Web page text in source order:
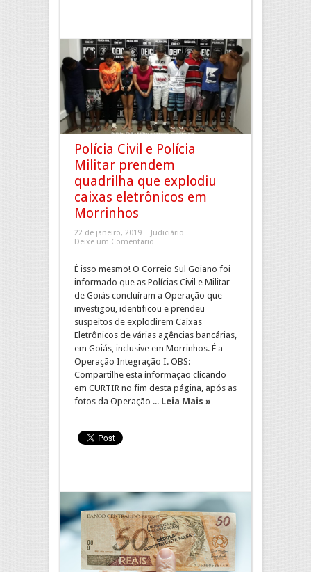
Polícia Civil e Polícia
Militar prendem
quadrilha que explodiu
caixas eletrônicos em
Morrinhos
22 de janeiro, 2019
Judiciário
Deixe um Comentario
É isso mesmo! O Correio Sul Goiano foi
informado que as Polícias Civil e Militar
de Goiás concluíram a Operação que
investigou, identificou e prendeu
suspeitos de explodirem Caixas
Eletrônicos de várias agências bancárias,
em Goiás, inclusive em Morrinhos. É a
Operação Integração I. OBS:
Compartilhe esta informação clicando
em CURTIR no fim desta página, após as
fotos da Operação ... Leia Mais »